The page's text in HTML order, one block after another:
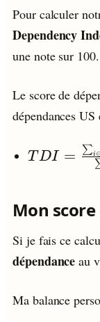
Pour calculer
Dependency
une note sur 100.
Le score de
dépendances
TDI =
\in
S_i}
T DI = ∑i∈
Mon
Si je fais ce
dépendance au
Ma balance